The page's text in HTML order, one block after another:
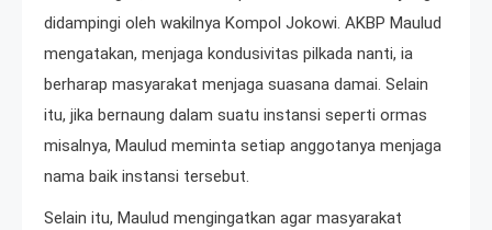
didampingi oleh wakilnya Kompol Jokowi. AKBP Maulud
mengatakan, menjaga kondusivitas pilkada nanti, ia
berharap masyarakat menjaga suasana damai. Selain
itu, jika bernaung dalam suatu instansi seperti ormas
misalnya, Maulud meminta setiap anggotanya menjaga
nama baik instansi tersebut.
Selain itu, Maulud mengingatkan agar masyarakat